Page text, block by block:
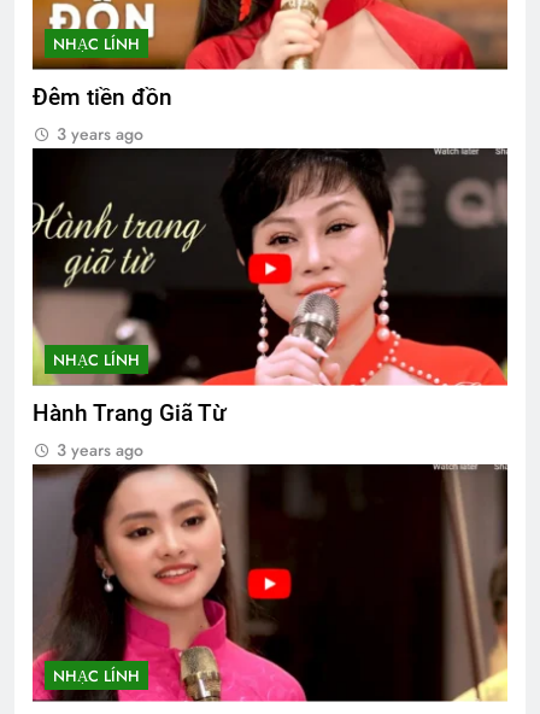
NHẠC LÍNH
Đêm tiền đồn
3 years ago
NHẠC LÍNH
Hành Trang Giã Từ
3 years ago
NHẠC LÍNH